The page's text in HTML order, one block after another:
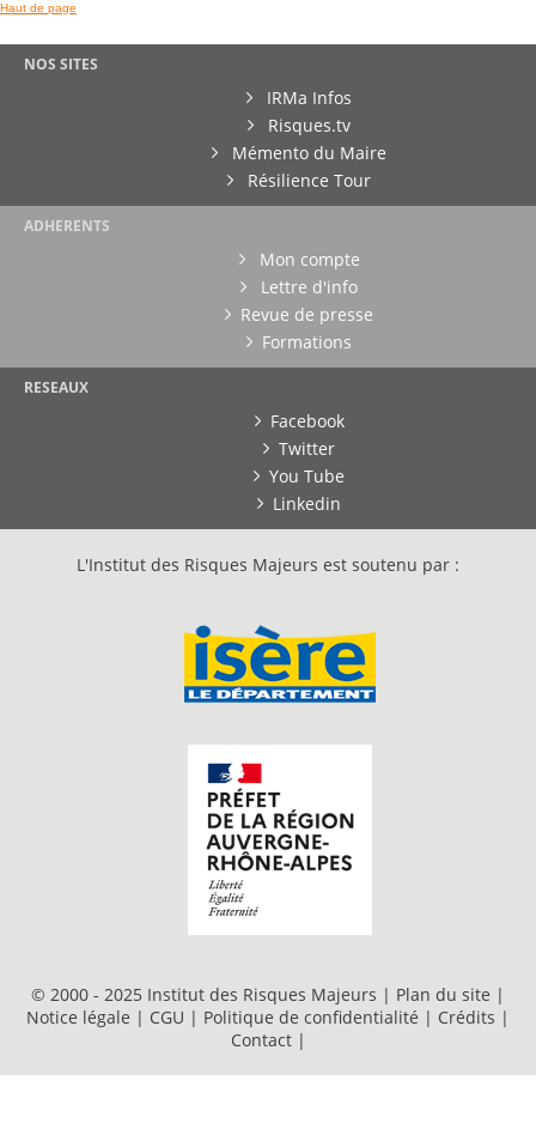
Haut de page
NOS SITES
IRMa Infos
Risques.tv
Mémento du Maire
Résilience Tour
ADHERENTS
Mon compte
Lettre d'info
Revue de presse
Formations
RESEAUX
Facebook
Twitter
You Tube
Linkedin
L'Institut des Risques Majeurs est soutenu par :
© 2000 - 2025 Institut des Risques Majeurs | Plan du site |
Notice légale | CGU | Politique de confidentialité | Crédits |
Contact |